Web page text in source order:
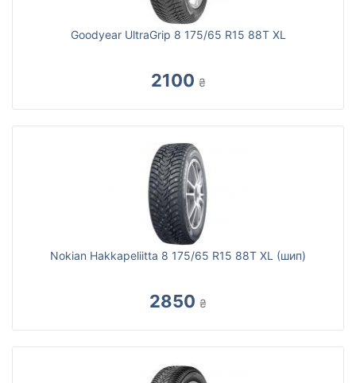
Goodyear UltraGrip 8 175/65 R15 88T XL
2100 ₴
Nokian Hakkapeliitta 8 175/65 R15 88T XL (шип)
2850 ₴